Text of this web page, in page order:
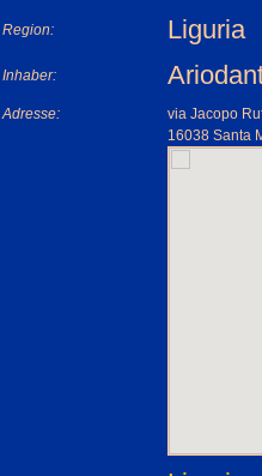
Region: Liguria
Inhaber:
Adresse:
via Jacopo
16038 Santa